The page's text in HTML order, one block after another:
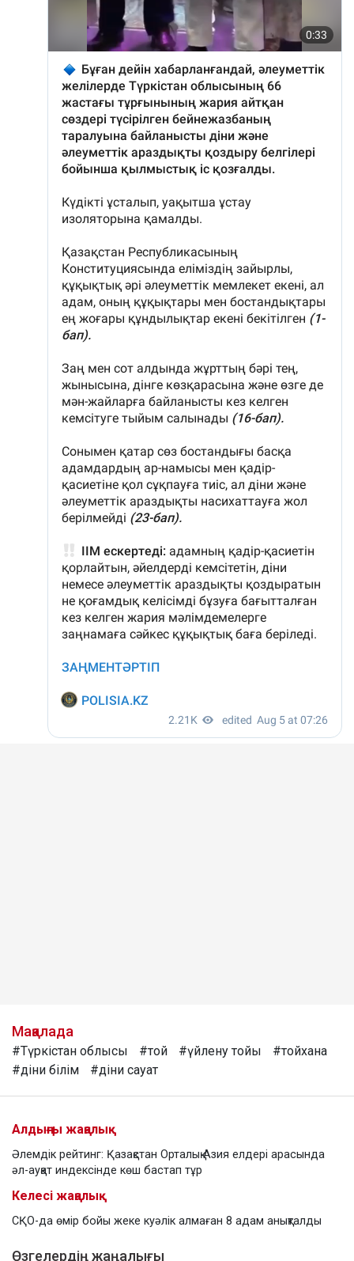
Мақалада
#Түркістан облысы #той #үйлену тойы
#тойхана
#діни білім
#діни сауат
Алдыңғы жаңалық
Әлемдік рейтинг: Қазақстан Орталық Азия елдері арасында
әл-ауқат индексінде көш бастап тұр
Келесі жаңалық
СҚО-да өмір бойы жеке куәлік алмаған 8 адам анықталды